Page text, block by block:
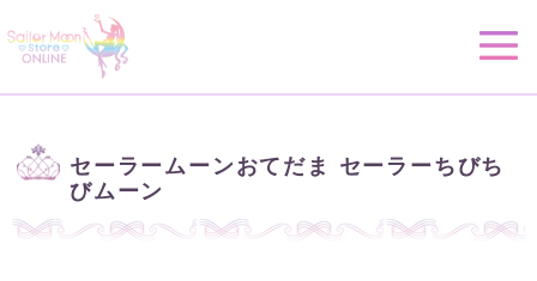
セーラームーンおてだま セーラーちびち
びムーン